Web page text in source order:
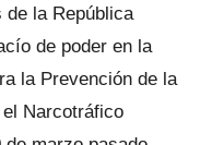
de la República
de poder en la
la Prevención de la
Narcotráfico